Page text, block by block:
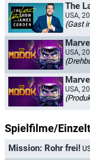
The
USA,
(Gast
USA,
USA,
Spielfilme/
Mission: Rohr frei!